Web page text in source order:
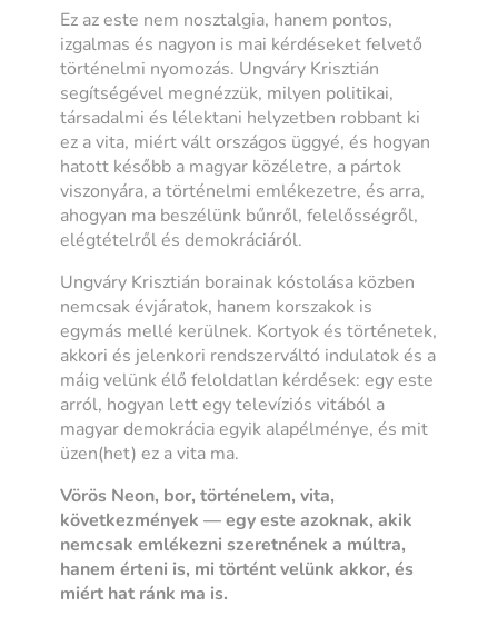
Ez az este nem nosztalgia, hanem pontos,
izgalmas és nagyon is mai kérdéseket felvető
történelmi nyomozás. Ungváry Krisztián
segítségével megnézzük, milyen politikai,
társadalmi és lélektani helyzetben robbant ki
ez a vita, miért vált országos üggyé, és hogyan
hatott később a magyar közéletre, a pártok
viszonyára, a történelmi emlékezetre, és arra,
ahogyan ma beszélünk bűnről, felelősségről,
elégtételről és demokráciáról.
Ungváry Krisztián borainak kóstolása közben
nemcsak évjáratok, hanem korszakok is
egymás mellé kerülnek. Kortyok és történetek,
akkori és jelenkori rendszerváltó indulatok és a
máig velünk élő feloldatlan kérdések: egy este
arról, hogyan lett egy televíziós vitából a
magyar demokrácia egyik alapélménye, és mit
üzen(het) ez a vita ma.
Vörös Neon, bor, történelem, vita,
következmények — egy este azoknak, akik
nemcsak emlékezni szeretnének a múltra,
hanem érteni is, mi történt velünk akkor, és
miért hat ránk ma is.